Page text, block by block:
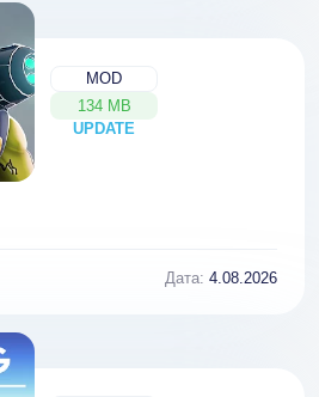
MOD
134 MB
UPDATE
NEW
Дата: 4.08.2026